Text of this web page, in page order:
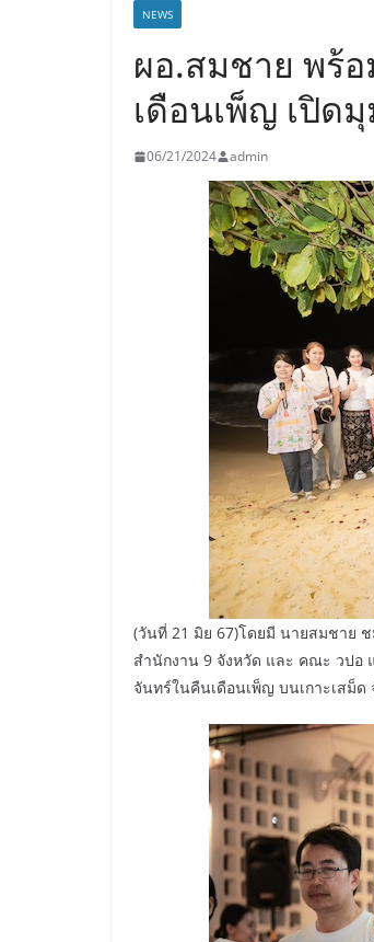
NEWS
ผอ.สมชาย พร้
เดือนเพ็ญ เปิด
06/21/2024 admin
(วันที่ 21 มิย 67)โดยมี นายสมชาย
สำนักงาน 9 จังหวัด และ คณะ วปอ
จันทร์ในคืนเดือนเพ็ญ บนเกาะเสม็ด